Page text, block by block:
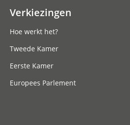
Verkiezingen
Hoe werkt het?
Tweede Kamer
Eerste Kamer
Europees Parlement